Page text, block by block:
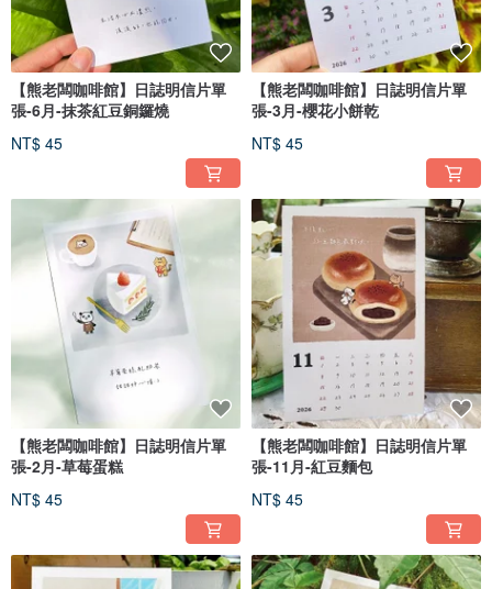
【熊老闆咖啡館】日誌明信片單
張-6月-抹茶紅豆銅鑼燒
NT$ 45
【熊老闆咖啡館】日誌明信片單
張-3月-櫻花小餅乾
NT$ 45
【熊老闆咖啡館】日誌明信片單
張-2月-草莓蛋糕
NT$ 45
【熊老闆咖啡館】日誌明信片單
張-11月-紅豆麵包
NT$ 45